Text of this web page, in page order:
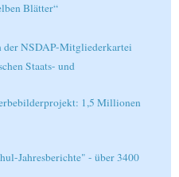
Blätter“
NSDAP-Mitgliederkartei
Staats- und
1,5 Millionen
Jahresberichte" - über 3400